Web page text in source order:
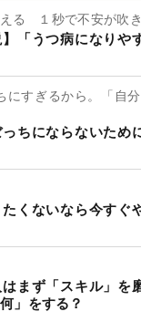
る １秒で不安が吹
】「うつ病になりや
にすぎるから。「自
っちにならないため
たくないなら今すぐ
まず「スキル」を
」をする？